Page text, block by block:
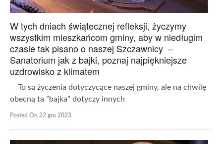
W tych dniach świątecznej refleksji, życzymy
wszystkim mieszkańcom gminy, aby w niedługim
czasie tak pisano o naszej Szczawnicy –
Sanatorium jak z bajki, poznaj najpiękniejsze
uzdrowisko z klimatem
To są życzenia dotyczycące naszej gminy, ale na chwilę
obecną ta ”bajka” dotyczy innych
Posted On 22 gru 2023